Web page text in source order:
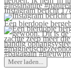
Instagram bericht
Een bierdopje
Meer laden...